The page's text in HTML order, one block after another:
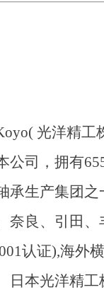
光洋精工
公司，拥有
承生产集团
奈良、引田
认证),海外
本光洋精工株